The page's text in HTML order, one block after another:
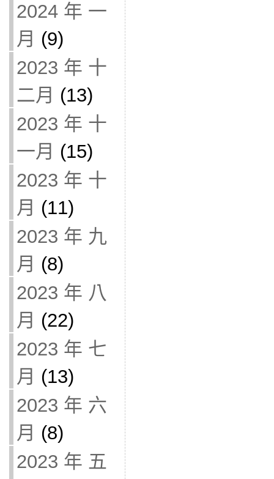
2024 年 一
月 (9)
2023 年 十
二月 (13)
2023 年 十
一月 (15)
2023 年 十
月 (11)
2023 年 九
月 (8)
2023 年 八
月 (22)
2023 年 七
月 (13)
2023 年 六
月 (8)
2023 年 五